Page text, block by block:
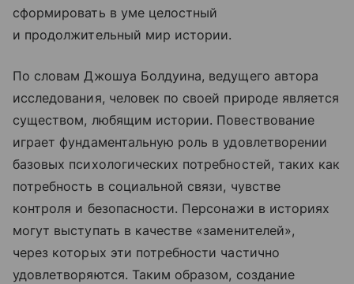
сформировать в уме целостный
и продолжительный мир истории.
По словам Джошуа Болдуина, ведущего автора
исследования, человек по своей природе является
существом, любящим истории. Повествование
играет фундаментальную роль в удовлетворении
базовых психологических потребностей, таких как
потребность в социальной связи, чувстве
контроля и безопасности. Персонажи в историях
могут выступать в качестве «заменителей»,
через которых эти потребности частично
удовлетворяются. Таким образом, создание